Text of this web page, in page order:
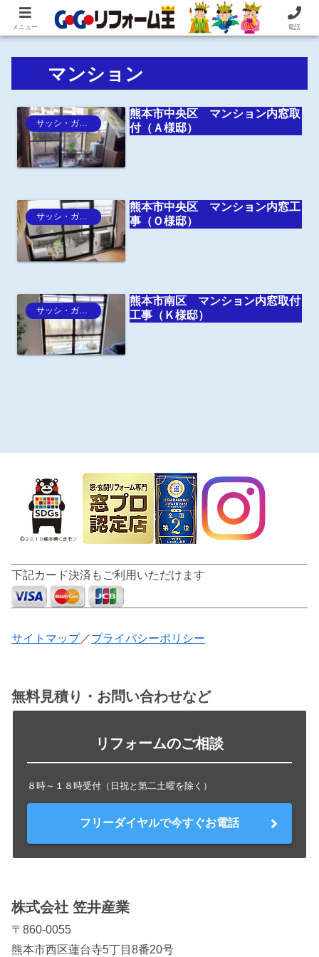
住まいの困ったを即解決！住宅リフォーム専門 株式会社 笠井産業
マンション
サッシ・ガラス
熊本市中央区 マンション内窓取
付（Ａ様邸）
サッシ・ガラス
熊本市中央区 マンション内窓工
事（Ｏ様邸）
サッシ・ガラス
熊本市南区 マンション内窓取付
工事（Ｋ様邸）
下記カード決済もご利用いただけます
サイトマップ／プライバシーポリシー
無料見積り・お問い合わせなど
リフォームのご相談
８時～１８時受付（日祝と第二土曜を除く）
フリーダイヤルで今すぐお電話
株式会社 笠井産業
〒860-0055
熊本市西区蓮台寺5丁目8番20号
メニュー 電話